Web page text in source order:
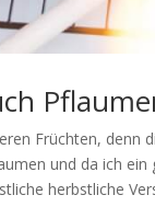
Früchten, denn
und da ich
herbstliche